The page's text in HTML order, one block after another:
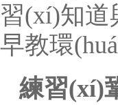
習(xí)知道
早教環
練習(xí)